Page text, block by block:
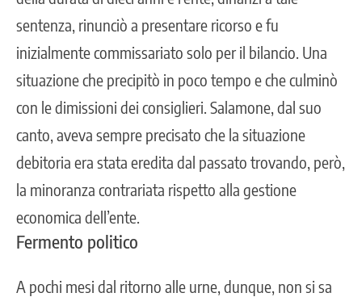
sentenza, rinunciò a presentare ricorso e fu
inizialmente commissariato solo per il bilancio. Una
situazione che precipitò in poco tempo e che culminò
con le dimissioni dei consiglieri. Salamone, dal suo
canto, aveva sempre precisato che la situazione
debitoria era stata eredita dal passato trovando, però,
la minoranza contrariata rispetto alla gestione
economica dell’ente.
Fermento politico
A pochi mesi dal ritorno alle urne, dunque, non si sa